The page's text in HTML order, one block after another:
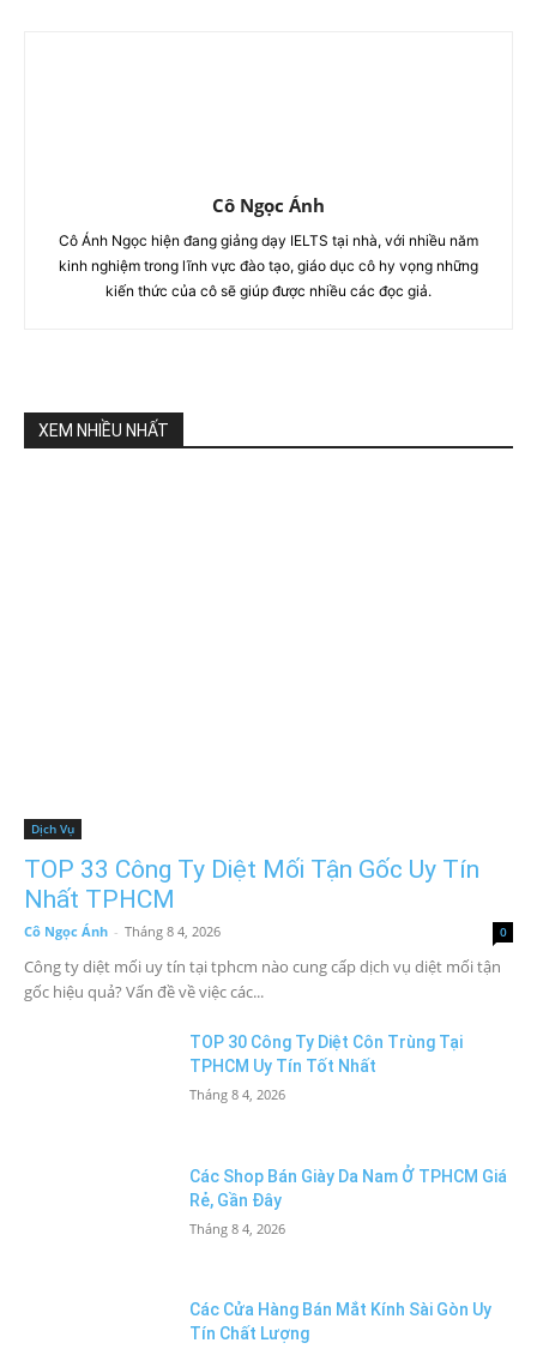
Cô Ngọc Ánh
Cô Ánh Ngọc hiện đang giảng dạy IELTS tại nhà, với nhiều năm
kinh nghiệm trong lĩnh vực đào tạo, giáo dục cô hy vọng những
kiến thức của cô sẽ giúp được nhiều các đọc giả.
XEM NHIỀU NHẤT
Dịch Vụ
TOP 33 Công Ty Diệt Mối Tận Gốc Uy Tín
Nhất TPHCM
Cô Ngọc Ánh - Tháng 8 4, 2026 0
Công ty diệt mối uy tín tại tphcm nào cung cấp dịch vụ diệt mối tận
gốc hiệu quả? Vấn đề về việc các...
TOP 30 Công Ty Diệt Côn Trùng Tại
TPHCM Uy Tín Tốt Nhất
Tháng 8 4, 2026
Các Shop Bán Giày Da Nam Ở TPHCM Giá
Rẻ, Gần Đây
Tháng 8 4, 2026
Các Cửa Hàng Bán Mắt Kính Sài Gòn Uy
Tín Chất Lượng